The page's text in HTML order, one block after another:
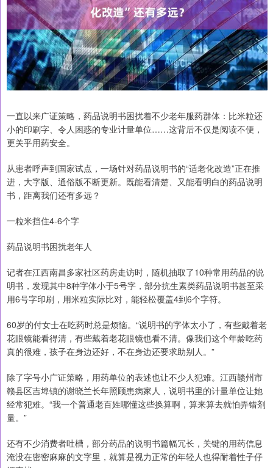
一直以来广证策略，药品说明书困扰着不少老年服药群体：比米粒还
小的印刷字、令人困惑的专业计量单位……这背后不仅是阅读不便，
更关乎用药安全。
从患者呼声到国家试点，一场针对药品说明书的“适老化改造”正在推
进，大字版、通俗版不断更新。既能看清楚、又能看明白的药品说明
书，距离我们还有多远？
一粒米挡住4-6个字
药品说明书困扰老年人
记者在江西南昌多家社区药房走访时，随机抽取了10种常用药品的说
明书，发现其中8种字体小于5号字，部分抗生素类药品说明书甚至采
用6号字印刷，用米粒实际比对，能轻松覆盖4到6个字符。
60岁的付女士在吃药时总是烦恼。“说明书的字体太小了，有些戴着老
花眼镜能看得清，有些戴着老花眼镜也看不清。像我们这个年龄吃药
真的很难，孩子在身边还好，不在身边还要求助别人。”
除了字号小广证策略，用药单位的表述也让不少人犯难。江西赣州市
赣县区吉埠镇的谢晓兰长年照顾患病家人，说明书里的计量单位让她
经常犯难。“我一个普通老百姓哪懂这些换算啊，算来算去就怕弄错剂
量。”
还有不少消费者吐槽，部分药品的说明书篇幅冗长，关键的用药信息
淹没在密密麻麻的文字里，就算是视力正常的年轻人也得耐着性子仔